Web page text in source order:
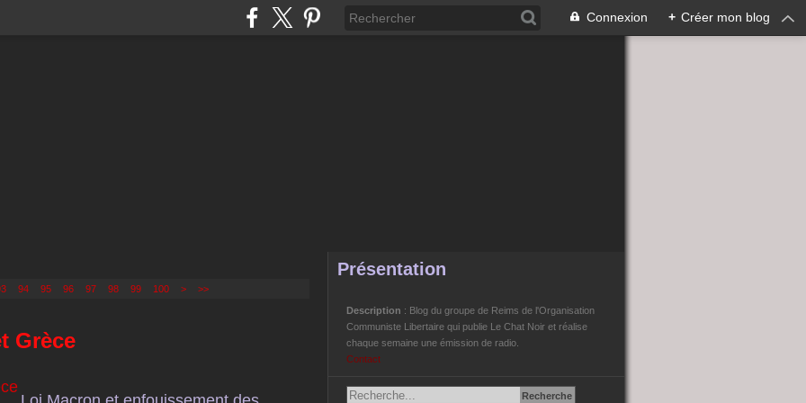
Connexion + Créer mon blog
94 95 96 97 98 99 100 200
300
> >>
Grèce
Présentation
Description : Blog du groupe de Reims de l'Organisation
Communiste Libertaire qui publie Le Chat Noir et réalise
chaque semaine une émission de radio.
Contact